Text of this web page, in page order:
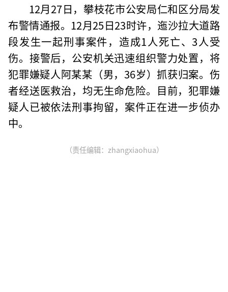
12月27日，攀枝花市公安局仁和区分局发
布警情通报。12月25日23时许，迤沙拉大道路
段发生一起刑事案件，造成1人死亡、3人受
伤。接警后，公安机关迅速组织警力处置，将
犯罪嫌疑人阿某某（男，36岁）抓获归案。伤
者经送医救治，均无生命危险。目前，犯罪嫌
疑人已被依法刑事拘留，案件正在进一步侦办
中。
（责任编辑：zhangxiaohua）